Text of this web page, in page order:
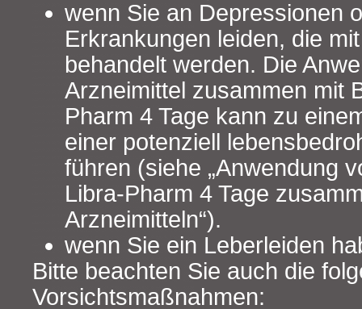
wenn Sie an Depressionen
Erkrankungen leiden, die
behandelt werden. Die
Arzneimittel zusammen mit
Pharm 4 Tage kann zu
einer potenziell
führen (siehe „Anwendung
Libra-Pharm 4 Tage
Arzneimitteln“).
wenn Sie ein Leberleiden
Bitte beachten Sie auch die
Vorsichtsmaßnahmen: